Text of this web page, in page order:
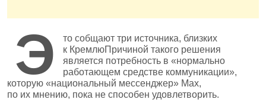
Э
то собщают три источника, близких
к КремлюПричиной такого решения
является потребность в «нормально
работающем средстве коммуникации»,
которую «национальный мессенджер» Max,
по их мнению, пока не способен удовлетворить.